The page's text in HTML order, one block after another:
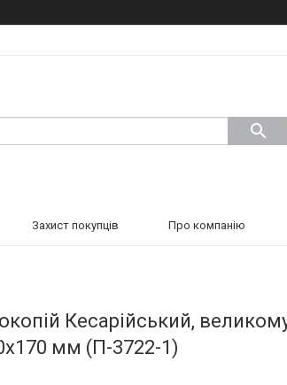
Захист покупців Про компанію
Кесарійський,
мм (П-3722-1)